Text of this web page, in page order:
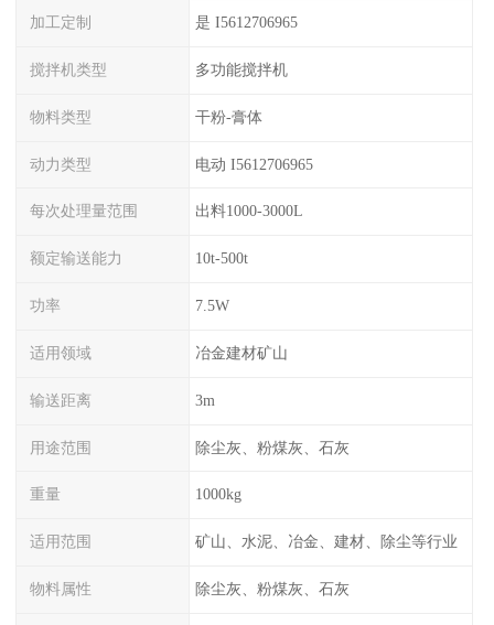
加工定制 是 I5612706965
搅拌机类型 多功能搅拌机
物料类型 干粉-膏体
动力类型 电动 I5612706965
每次处理量范围 出料1000-3000L
额定输送能力 10t-500t
功率 7.5W
适用领域 冶金建材矿山
输送距离 3m
用途范围 除尘灰、粉煤灰、石灰
重量 1000kg
适用范围 矿山、水泥、冶金、建材、除尘等行业
物料属性 除尘灰、粉煤灰、石灰